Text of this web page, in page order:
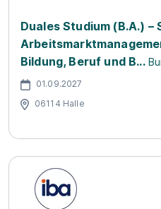
Duales Studium (B.A.) –
Bildung, Beruf und B...
01.09.2027
06114 Halle